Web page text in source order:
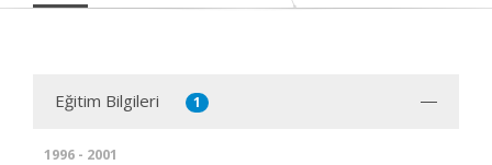
Eğitim Bilgileri 1
1996 - 2001